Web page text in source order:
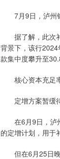
7月9日，泸州银
据了解，此次补
背景下，该行
款集中度攀升至
核心资本充足
定增方案暂缓
在6月9日，泸州
的定增计划，用于
但在6月25日晚